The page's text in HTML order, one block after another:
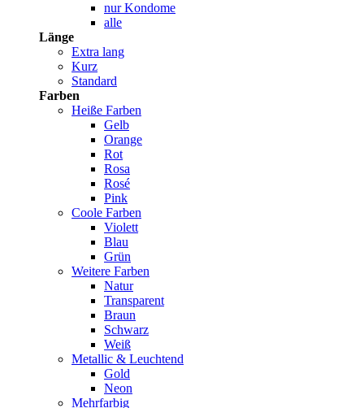
nur Kondome
alle
Länge
Extra lang
Kurz
Standard
Farben
Heiße Farben
Gelb
Orange
Rot
Rosa
Rosé
Pink
Coole Farben
Violett
Blau
Grün
Weitere Farben
Natur
Transparent
Braun
Schwarz
Weiß
Metallic & Leuchtend
Gold
Neon
Mehrfarbig